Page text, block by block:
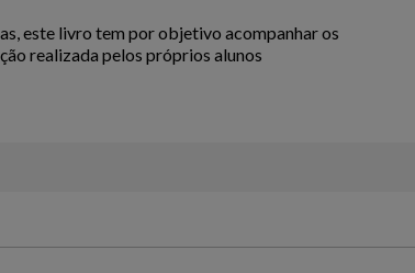
este livro tem por objetivo acompanhar os
realizada pelos próprios alunos